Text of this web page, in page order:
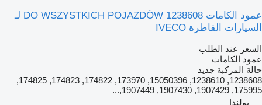
عمود الكامات DO WSZYSTKICH POJAZDÓW 1238608 لـ
السيارات القاطرة IVECO
السعر عند الطلب
عمود الكامات
حالة المركبة جديد
1238608, 1238610, 15050396, 173970, 174822, 174823, 174825,
175995, 1907429, 1907430, 1907449,...
بولندا